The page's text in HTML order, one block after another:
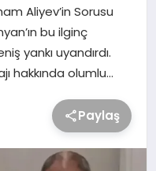
Aliyev’in Sorusu
bu ilginç
yankı uyandırdı.
hakkında olumlu…
Paylaş